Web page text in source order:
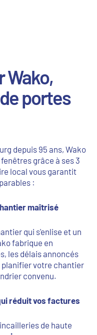
Wako,
portes
depuis 95 ans, Wako
grâce à ses 3
local vous garantit
:
maîtrisé
qui s'enlise et un
fabrique en
les délais annoncés
planifier votre chantier
convenu.
réduit vos factures
de haute